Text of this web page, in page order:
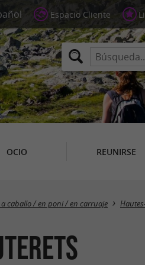
Espacio Cliente
OCIO REUNIRSE
a caballo / en poni / en carruaje